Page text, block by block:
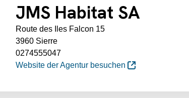
JMS Habitat SA
Route des Iles Falcon 15
3960 Sierre
0274555047
Website der Agentur besuchen